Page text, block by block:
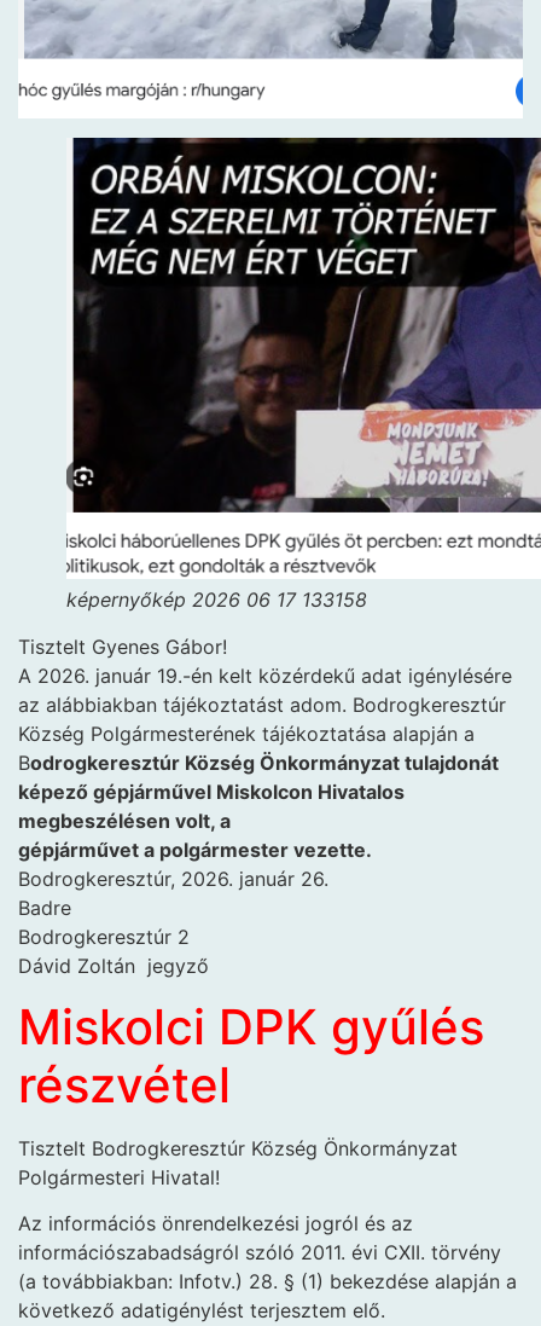
képernyőkép 2026 06 17 133158
Tisztelt Gyenes Gábor!
A 2026. január 19.-én kelt közérdekű adat igénylésére
az alábbiakban tájékoztatást adom. Bodrogkeresztúr
Község Polgármesterének tájékoztatása alapján a
Bodrogkeresztúr Község Önkormányzat tulajdonát
képező gépjárművel Miskolcon Hivatalos
megbeszélésen volt, a
gépjárművet a polgármester vezette.
Bodrogkeresztúr, 2026. január 26.
Badre
Bodrogkeresztúr 2
Dávid Zoltán jegyző
Miskolci DPK gyűlés
részvétel
Tisztelt Bodrogkeresztúr Község Önkormányzat
Polgármesteri Hivatal!
Az információs önrendelkezési jogról és az
információszabadságról szóló 2011. évi CXII. törvény
(a továbbiakban: Infotv.) 28. § (1) bekezdése alapján a
következő adatigénylést terjesztem elő.